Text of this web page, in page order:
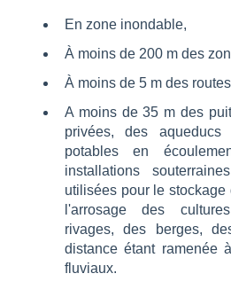
En zone inondable,
À moins de 200 m des
À moins de 5 m des
A moins de 35 m des
privées, des
potables en
installations
utilisées pour le
l'arrosage des
rivages, des berges,
distance étant ramenée
fluviaux.